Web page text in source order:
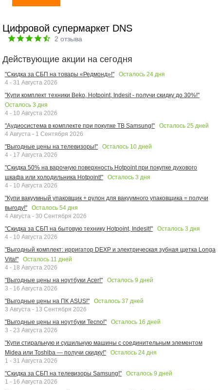
Цифровой супермаркет DNS
2 отзыва
Действующие акции на сегодня
"Скидка за СБП на товары «Редмонд»!" Осталось 24 дня
4 - 31 Августа 2026
"Купи комплект техники Beko, Hotpoint, Indesit - получи скидку до 30%!"
Осталось 3 дня
4 - 10 Августа 2026
"Аудиосистема в комплекте при покупке ТВ Samsung!"
Осталось 25 дней
4 Августа - 1 Сентября 2026
"Выгодные цены на телевизоры!"
Осталось 10 дней
4 - 17 Августа 2026
"Скидка 50% на варочную поверхность Hotpoint при покупке духового
шкафа или холодильника Hotpoint!"
Осталось 3 дня
4 - 10 Августа 2026
"Купи вакуумный упаковщик + рулон для вакуумного упаковщика = получи
выгоду!"
Осталось 54 дня
4 Августа - 30 Сентября 2026
"Скидка за СБП на бытовую технику Hotpoint, Indesit!"
Осталось 3 дня
4 - 10 Августа 2026
"Выгодный комплект: ирригатор DEXP и электрическая зубная щетка Longa
Vita!"
Осталось 11 дней
4 - 18 Августа 2026
"Выгодные цены на ноутбуки Acer!"
Осталось 9 дней
3 - 16 Августа 2026
"Выгодные цены на ПК ASUS!"
Осталось 37 дней
3 Августа - 13 Сентября 2026
"Выгодные цены на ноутбуки Tecno!"
Осталось 16 дней
3 - 23 Августа 2026
"Купи стиральную и сушильную машины с соединительным элементом
Midea или Toshiba — получи скидку!"
Осталось 24 дня
1 - 31 Августа 2026
"Скидка за СБП на телевизоры Samsung!"
Осталось 9 дней
1 - 16 Августа 2026